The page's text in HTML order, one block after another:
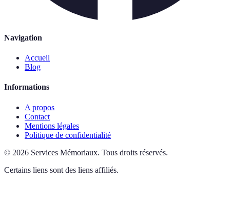
Navigation
Accueil
Blog
Informations
A propos
Contact
Mentions légales
Politique de confidentialité
© 2026 Services Mémoriaux. Tous droits réservés.
Certains liens sont des liens affiliés.